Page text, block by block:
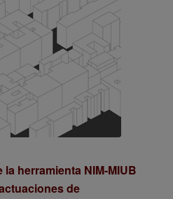
herramienta NIM-MIUB
de